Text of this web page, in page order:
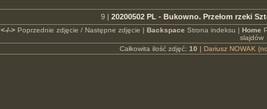
9 | 20200502 PL - Bukowno. Przełom rzeki
<-/->Poprzednie zdjęcie / Następne zdjęcie | Backspace Strona indeksu | Home
slajdów
Całkowita ilość zdjęć: 10 | Dariusz NOWAK